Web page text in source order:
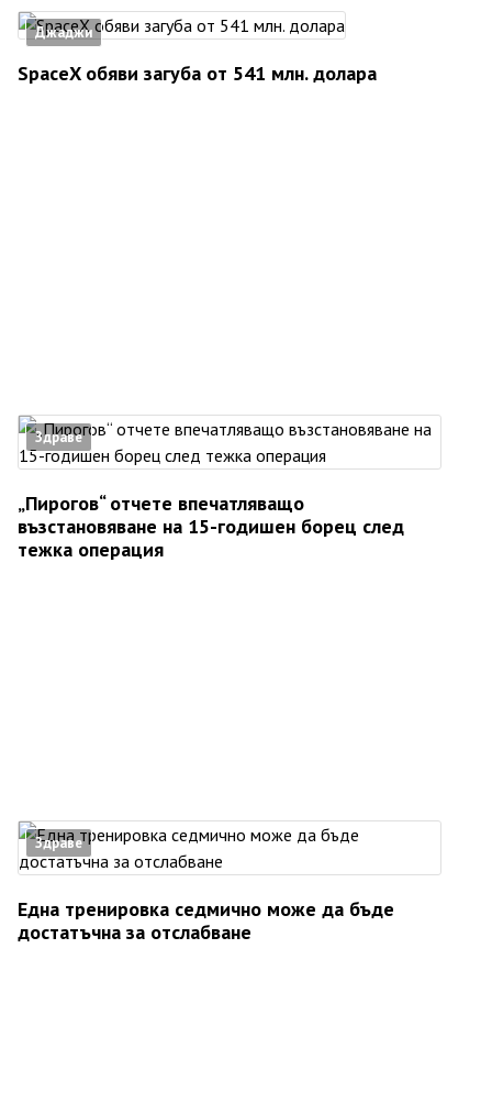
Джаджи
SpaceX обяви загуба от 541 млн. долара
Здраве
„Пирогов“ отчете впечатляващо
възстановяване на 15-годишен борец след
тежка операция
Здраве
Една тренировка седмично може да бъде
достатъчна за отслабване